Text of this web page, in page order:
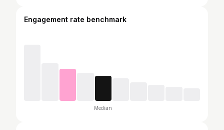
Engagement rate benchmark
Median